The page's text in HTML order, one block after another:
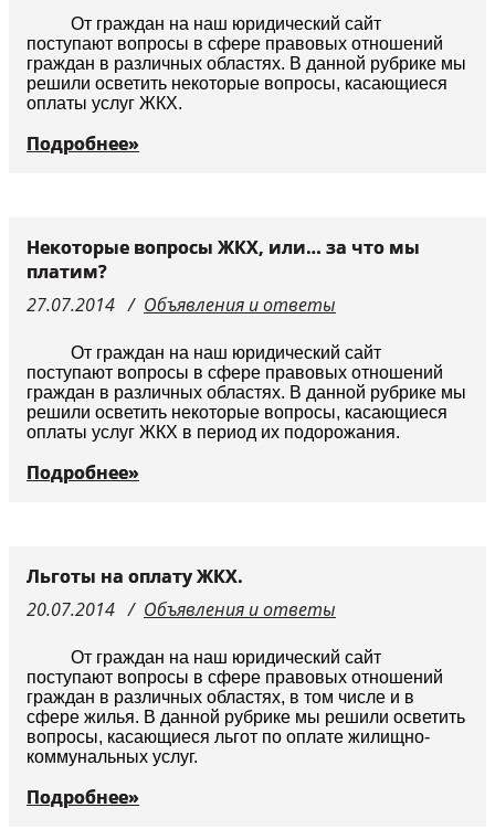
От граждан на наш юридический сайт
поступают вопросы в сфере правовых отношений
граждан в различных областях. В данной рубрике мы
решили осветить некоторые вопросы, касающиеся
оплаты услуг ЖКХ.
Подробнее»
Некоторые вопросы ЖКХ, или… за что мы
платим?
27.07.2014
Объявления и ответы
От граждан на наш юридический сайт
поступают вопросы в сфере правовых отношений
граждан в различных областях. В данной рубрике мы
решили осветить некоторые вопросы, касающиеся
оплаты услуг ЖКХ в период их подорожания.
Подробнее»
Льготы на оплату ЖКХ.
20.07.2014
Объявления и ответы
От граждан на наш юридический сайт
поступают вопросы в сфере правовых отношений
граждан в различных областях, в том числе и в
сфере жилья. В данной рубрике мы решили осветить
вопросы, касающиеся льгот по оплате жилищно-
коммунальных услуг.
Подробнее»